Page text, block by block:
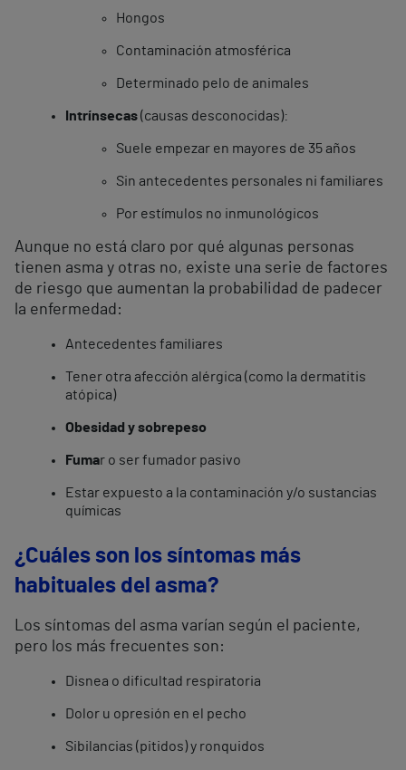
Hongos
Contaminación atmosférica
Determinado pelo de animales
Intrínsecas(causas desconocidas):
Suele empezar en mayores de 35 años
Sin antecedentes personales ni familiares
Por estímulos no inmunológicos
Aunque no está claro por qué algunas personas
tienen asma y otras no, existe una serie de factores
de riesgo que aumentan la probabilidad de padecer
la enfermedad:
Antecedentes familiares
Tener otra afección alérgica (como la dermatitis
atópica)
Obesidad y sobrepeso
Fumar o ser fumador pasivo
Estar expuesto a la contaminación y/o sustancias
químicas
¿Cuáles son los síntomas más
habituales del asma?
Los síntomas del asma varían según el paciente,
pero los más frecuentes son:
Disnea o dificultad respiratoria
Dolor u opresión en el pecho
Sibilancias (pitidos) y ronquidos